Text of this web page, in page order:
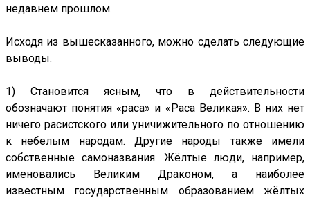
недавнем прошлом.
Исходя из вышесказанного, можно сделать следующие
выводы.
1) Становится ясным, что в действительности
обозначают понятия «раса» и «Раса Великая». В них нет
ничего расистского или уничижительного по отношению
к небелым народам. Другие народы также имели
собственные самоназвания. Жёлтые люди, например,
именовались Великим Драконом, а наиболее
известным государственным образованием жёлтых